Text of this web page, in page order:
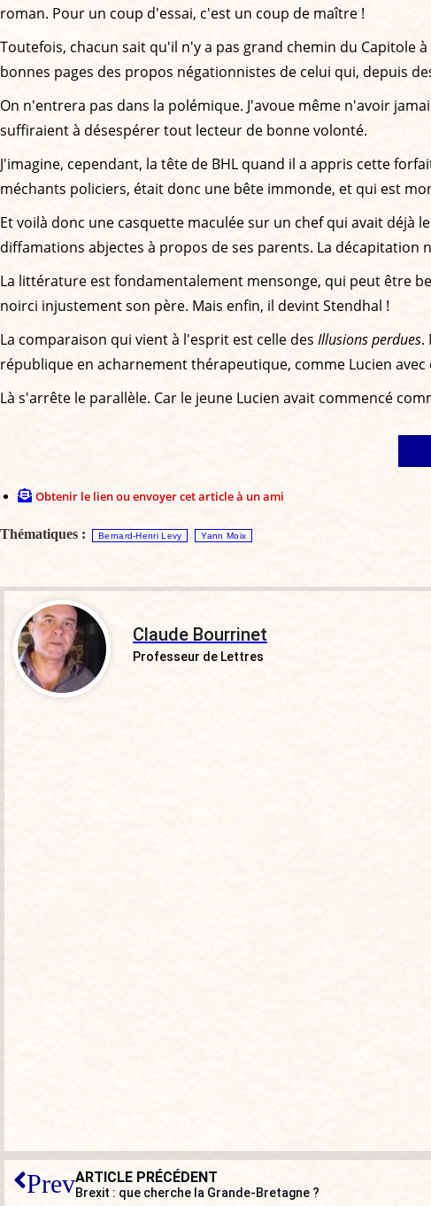
roman. Pour un coup d'essai, c'est un coup de maître !
Toutefois, chacun sait qu'il n'y a pas grand chemin du Capitole
bonnes pages des propos négationnistes de celui qui, depuis
On n'entrera pas dans la polémique. J'avoue même n'avoir
suffiraient à désespérer tout lecteur de bonne volonté.
J'imagine, cependant, la tête de BHL quand il a appris cette
méchants policiers, était donc une bête immonde, et qui est
Et voilà donc une casquette maculée sur un chef qui avait déjà
diffamations abjectes à propos de ses parents. La décapitation
La littérature est fondamentalement mensonge, qui peut être
noirci injustement son père. Mais enfin, il devint Stendhal !
La comparaison qui vient à l'esprit est celle des Illusions perdues.
république en acharnement thérapeutique, comme Lucien
Là s'arrête le parallèle. Car le jeune Lucien avait commencé
Obtenir le lien ou envoyer cet article à un ami
Thématiques : Bernard-Henri Levy Yann Moix
Claude Bourrinet
Professeur de Lettres
PrevARTICLE PRÉCÉDENT
Brexit : que cherche la Grande-Bretagne ?